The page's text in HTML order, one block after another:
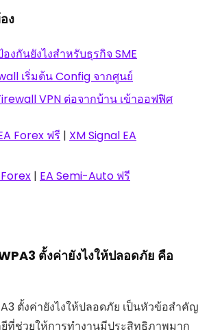
ง
งกันยังไงสำหรับธุรกิจ SME
เริ่มต้น Config จากศูนย์
VPN ต่อจากบ้าน เข้าออฟฟิศ
Forex ฟรี | XM Signal EA
| EA Semi-Auto ฟรี
ตั้งค่ายังไงให้ปลอดภัย คือ
ตั้งค่ายังไงให้ปลอดภัย เป็นหัวข้อสำคัญ
ที่ช่วยให้การทำงานมีประสิทธิภาพมาก